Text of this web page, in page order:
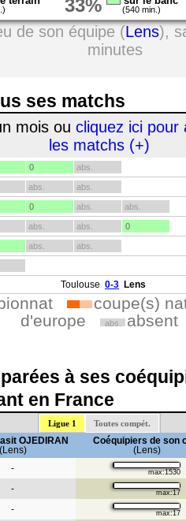
33% (540 min.)
de son équipe (Lens),
minutes
ses matchs
mois ou cliquez ici pour
les matchs (+)
0 abs.
abs. abs.
0 abs. abs.
abs. abs. 0
abs. abs.
Toulouse 0-3 Lens
coupe(s)
d'europe
abs. absent
à ses
en France
Ligue 1 Toutes compét.
OJEDIRAN
(Lens)
Coéquipiers de son
(Lens)
- max:1530
- max:17
- max:17